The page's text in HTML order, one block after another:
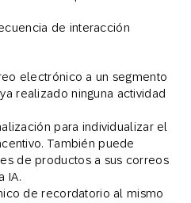
de interacción
electrónico a un segmento
realizado ninguna actividad
para individualizar el
También puede
de productos a sus correos
IA.
de recordatorio al mismo